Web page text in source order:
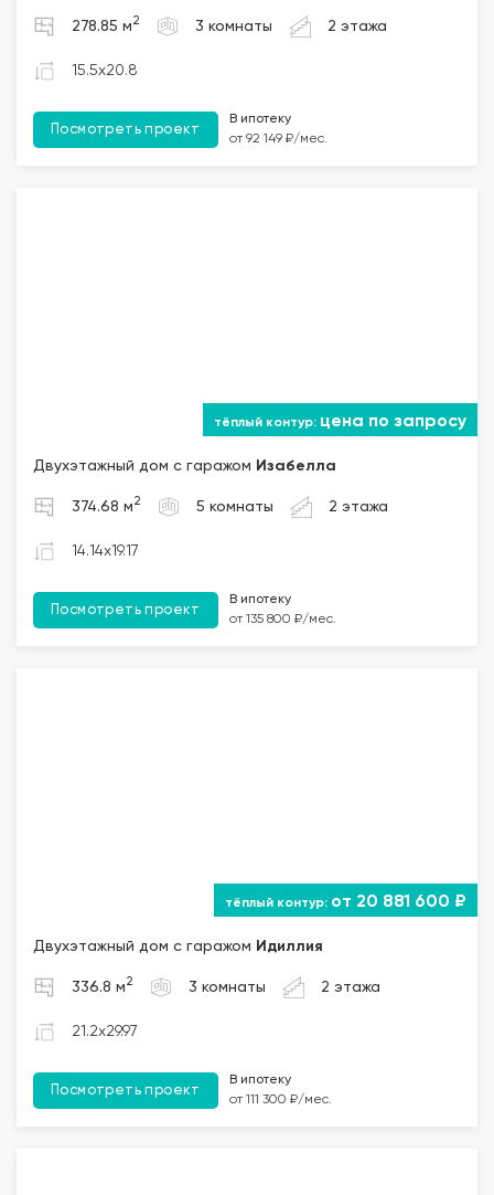
278.85 м 2 3 комнаты 2 этажа
15.5x20.8
Посмотреть проект
В ипотеку
от 92 149 ₽/мес.
цена по запросу
Двухэтажный дом с гаражом Изабелла
374.68 м 2 5 комнаты 2 этажа
14.14x19.17
Посмотреть проект
В ипотеку
от 135 800 ₽/мес.
от 20 881 600 ₽
Двухэтажный дом с гаражом Идиллия
336.8 м 2 3 комнаты 2 этажа
21.2x29.97
Посмотреть проект
В ипотеку
от 111 300 ₽/мес.